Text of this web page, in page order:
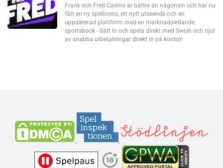
Frank och Fred Casino är bättre än någonsin och har nu
fått en ny spellicens, ett nytt utseende och en
uppdaterad plattform med en marknadsledande
sportsbook - Sätt in och spela direkt med Swish och njut
av snabba utbetalningar direkt in på kontot!